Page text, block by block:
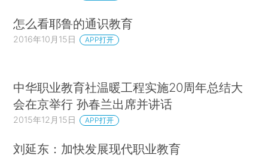
怎么看耶鲁的通识教育
2016年10月15日 APP打开
中华职业教育社温暖工程实施20周年总结大
会在京举行 孙春兰出席并讲话
2015年12月15日 APP打开
刘延东：加快发展现代职业教育